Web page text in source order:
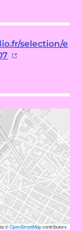
selection/e
©OpenStreetMapcontributors